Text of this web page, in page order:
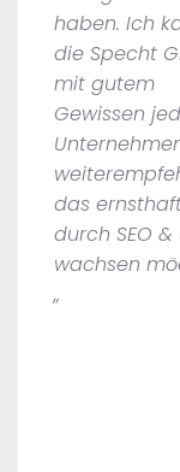
haben. Ich
die Specht
mit gutem
Gewissen
das
durch SEO &
wachsen
„